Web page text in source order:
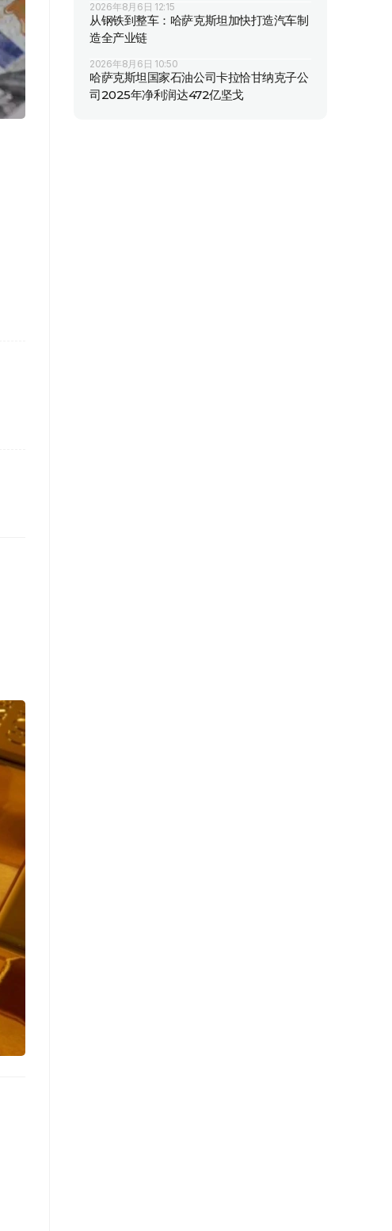
2026年8月6日 12:15
从钢铁到整车：哈萨克斯坦加快打造汽车制
造全产业链
2026年8月6日 10:50
哈萨克斯坦国家石油公司卡拉恰甘纳克子公
司2025年净利润达472亿坚戈